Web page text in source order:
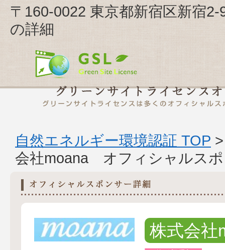
〒160-0022 東京都新宿区新宿
の詳細
自然エネルギー環境認証 TOP
会社moana オフィシャルス
株式会社